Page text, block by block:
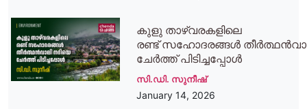
കുളു താഴ്‌വരകളിലെ
രണ്ട് സഹോദരങ്ങൾ
ചേർത്ത് പിടിച്ചപ്പോൾ
സി.ഡി. സുനീഷ്
January 14, 2026